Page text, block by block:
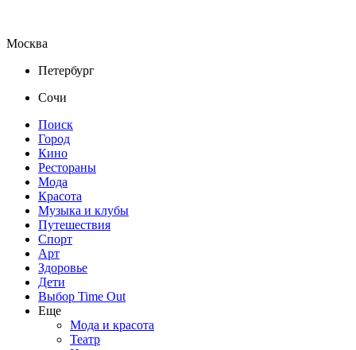
Москва
Петербург
Сочи
Поиск
Город
Кино
Рестораны
Мода
Красота
Музыка и клубы
Путешествия
Спорт
Арт
Здоровье
Дети
Выбор Time Out
Еще
Мода и красота
Театр